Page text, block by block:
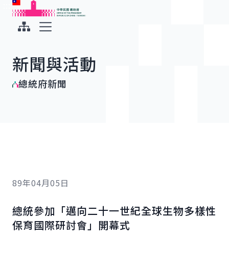
跳到主要內容
中華民國總統府
新聞與活動
總統府新聞
89年04月05日
總統參加「邁向二十一世紀全球生物多樣性
保育國際研討會」開幕式